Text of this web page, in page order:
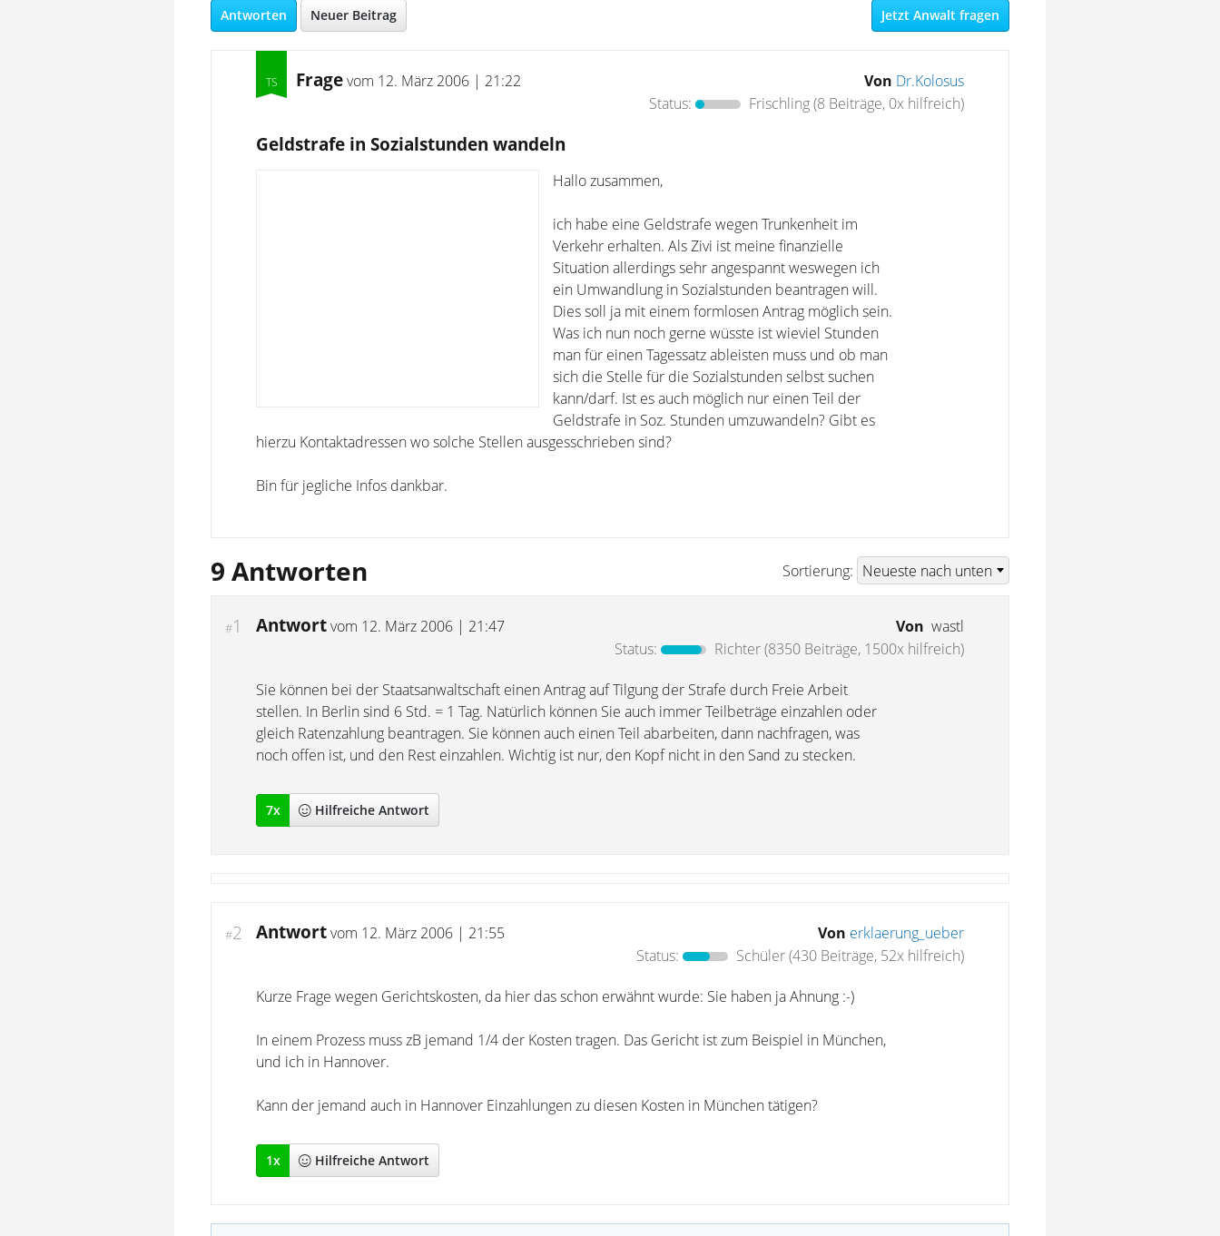
Antworten Neuer Beitrag Jetzt Anwalt fragen
Fragevom 12. März 2006 | 21:22 Von Dr.Kolosus
Status:
Frischling(8 Beiträge, 0x hilfreich)
Geldstrafe in Sozialstunden wandeln
Hallo zusammen,
ich habe eine Geldstrafe wegen Trunkenheit im
Verkehr erhalten. Als Zivi ist meine finanzielle
Situation allerdings sehr angespannt weswegen ich
ein Umwandlung in Sozialstunden beantragen will.
Dies soll ja mit einem formlosen Antrag möglich sein.
Was ich nun noch gerne wüsste ist wieviel Stunden
man für einen Tagessatz ableisten muss und ob man
sich die Stelle für die Sozialstunden selbst suchen
kann/darf. Ist es auch möglich nur einen Teil der
Geldstrafe in Soz. Stunden umzuwandeln? Gibt es
hierzu Kontaktadressen wo solche Stellen ausgesschrieben sind?
Bin für jegliche Infos dankbar.
9 Antworten Sortierung:
#1 Antwortvom 12. März 2006 | 21:47 Von wastl
Status:
Richter(8350 Beiträge, 1500x hilfreich)
Sie können bei der Staatsanwaltschaft einen Antrag auf Tilgung der Strafe durch Freie Arbeit
stellen. In Berlin sind 6 Std. = 1 Tag. Natürlich können Sie auch immer Teilbeträge einzahlen oder
gleich Ratenzahlung beantragen. Sie können auch einen Teil abarbeiten, dann nachfragen, was
noch offen ist, und den Rest einzahlen. Wichtig ist nur, den Kopf nicht in den Sand zu stecken.
7x Hilfreiche Antwort
#2 Antwortvom 12. März 2006 | 21:55 Von erklaerung_ueber
Status:
Schüler(430 Beiträge, 52x hilfreich)
Kurze Frage wegen Gerichtskosten, da hier das schon erwähnt wurde: Sie haben ja Ahnung :-)
In einem Prozess muss zB jemand 1/4 der Kosten tragen. Das Gericht ist zum Beispiel in München,
und ich in Hannover.
Kann der jemand auch in Hannover Einzahlungen zu diesen Kosten in München tätigen?
1x Hilfreiche Antwort